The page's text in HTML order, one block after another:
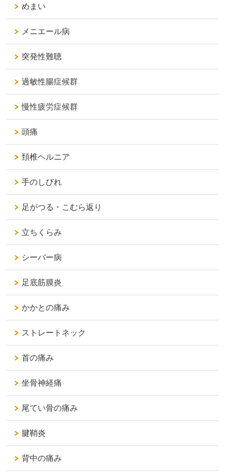
めまい
メニエール病
突発性難聴
過敏性腸症候群
慢性疲労症候群
頭痛
頚椎ヘルニア
手のしびれ
足がつる・こむら返り
立ちくらみ
シーバー病
足底筋膜炎
かかとの痛み
ストレートネック
首の痛み
坐骨神経痛
尾てい骨の痛み
腱鞘炎
背中の痛み